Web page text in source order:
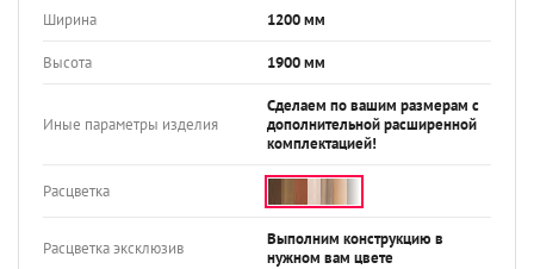
Ширина 1200 мм
Высота 1900 мм
Иные параметры изделия
Сделаем по вашим размерам с
дополнительной расширенной
комплектацией!
Расцветка
Расцветка эксклюзив
Выполним конструкцию в
нужном вам цвете